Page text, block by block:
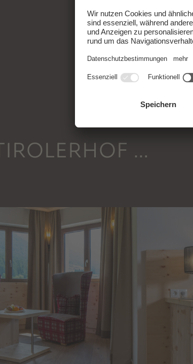
ZURÜCK
…